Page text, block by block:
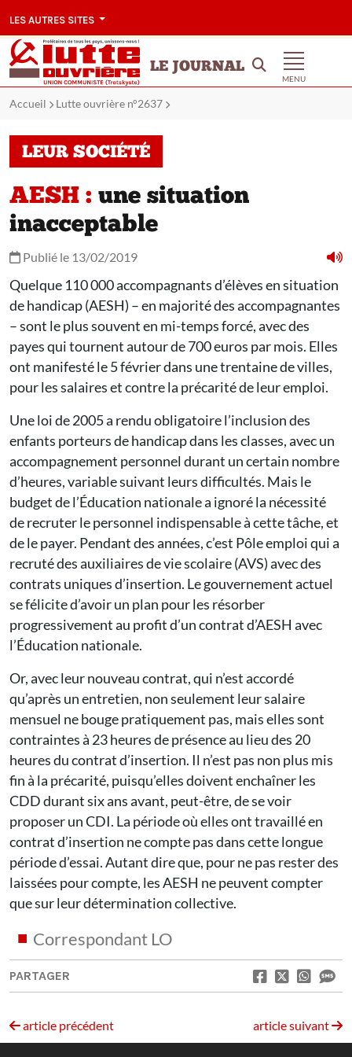
LES AUTRES SITES
LE JOURNAL
MENU
Accueil Lutte ouvrière n°2637
LEUR SOCIÉTÉ
AESH : une situation
inacceptable
Publié le 13/02/2019
Quelque 110 000 accompagnants d’élèves en situation
de handicap (AESH) – en majorité des accompagnantes
– sont le plus souvent en mi-temps forcé, avec des
payes qui tournent autour de 700 euros par mois. Elles
ont manifesté le 5 février dans une trentaine de villes,
pour les salaires et contre la précarité de leur emploi.
Une loi de 2005 a rendu obligatoire l’inclusion des
enfants porteurs de handicap dans les classes, avec un
accompagnement personnel durant un certain nombre
d’heures, variable suivant leurs difficultés. Mais le
budget de l’Éducation nationale a ignoré la nécessité
de recruter le personnel indispensable à cette tâche, et
de le payer. Pendant des années, c’est Pôle emploi qui a
recruté des auxiliaires de vie scolaire (AVS) avec des
contrats uniques d’insertion. Le gouvernement actuel
se félicite d’avoir un plan pour les résorber
progressivement au profit d’un contrat d’AESH avec
l’Éducation nationale.
Or, avec leur nouveau contrat, qui n’est accordé
qu’après un entretien, non seulement leur salaire
mensuel ne bouge pratiquement pas, mais elles sont
contraintes à 23 heures de présence au lieu des 20
heures du contrat d’insertion. Il n’est pas non plus mis
fin à la précarité, puisqu’elles doivent enchaîner les
CDD durant six ans avant, peut-être, de se voir
proposer un CDI. La période où elles ont travaillé en
contrat d’insertion ne compte pas dans cette longue
période d’essai. Autant dire que, pour ne pas rester des
laissées pour compte, les AESH ne peuvent compter
que sur leur détermination collective.
Correspondant LO
PARTAGER
article précédent article suivant